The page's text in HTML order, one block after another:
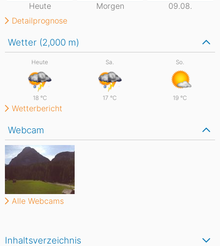
Inhaltsverzeichnis
Wetter (2,000 m)
Heute
18 °C
Sa.
17 °C
So.
19 °C
Wetterbericht
Webcam
Alle Webcams
Heute Morgen
09.08.
Detailprognose